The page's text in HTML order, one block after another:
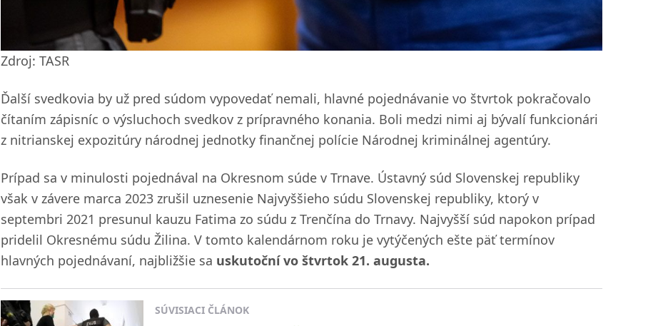
Zdroj: TASR
Ďalší svedkovia by už pred súdom vypovedať nemali, hlavné pojednávanie vo štvrtok pokračovalo
čítaním zápisníc o výsluchoch svedkov z prípravného konania. Boli medzi nimi aj bývalí funkcionári
z nitrianskej expozitúry národnej jednotky finančnej polície Národnej kriminálnej agentúry.
Prípad sa v minulosti pojednával na Okresnom súde v Trnave. Ústavný súd Slovenskej republiky
však v závere marca 2023 zrušil uznesenie Najvyššieho súdu Slovenskej republiky, ktorý v
septembri 2021 presunul kauzu Fatima zo súdu z Trenčína do Trnavy. Najvyšší súd napokon prípad
pridelil Okresnému súdu Žilina. V tomto kalendárnom roku je vytýčených ešte päť termínov
hlavných pojednávaní, najbližšie sa uskutoční vo štvrtok 21. augusta.
SÚVISIACI ČLÁNOK